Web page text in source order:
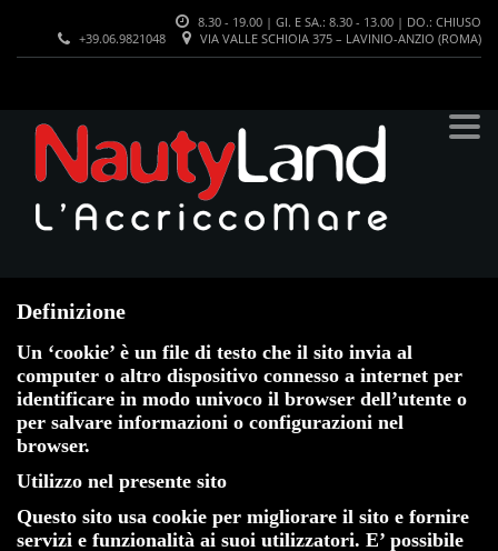
8.30 - 19.00 | GI. E SA.: 8.30 - 13.00 | DO.: CHIUSO
VIA VALLE SCHIOIA 375 – LAVINIO-ANZIO (ROMA)
+39.06.9821048
COOKIES
Definizione
Un ‘cookie’ è un file di testo che il sito invia al
computer o altro dispositivo connesso a internet per
identificare in modo univoco il browser dell’utente o
per salvare informazioni o configurazioni nel
browser.
Utilizzo nel presente sito
Questo sito usa cookie per migliorare il sito e fornire
servizi e funzionalità ai suoi utilizzatori. E’ possibile